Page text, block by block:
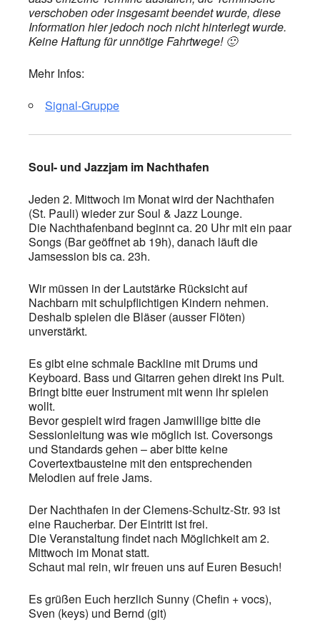
verschoben oder insgesamt beendet wurde, diese
Information hier jedoch noch nicht hinterlegt wurde.
Keine Haftung für unnötige Fahrtwege! 🙂
Mehr Infos:
Signal-Gruppe
Soul- und Jazzjam im Nachthafen
Jeden 2. Mittwoch im Monat wird der Nachthafen
(St. Pauli) wieder zur Soul & Jazz Lounge.
Die Nachthafenband beginnt ca. 20 Uhr mit ein paar
Songs (Bar geöffnet ab 19h), danach läuft die
Jamsession bis ca. 23h.
Wir müssen in der Lautstärke Rücksicht auf
Nachbarn mit schulpflichtigen Kindern nehmen.
Deshalb spielen die Bläser (ausser Flöten)
unverstärkt.
Es gibt eine schmale Backline mit Drums und
Keyboard. Bass und Gitarren gehen direkt ins Pult.
Bringt bitte euer Instrument mit wenn ihr spielen
wollt.
Bevor gespielt wird fragen Jamwillige bitte die
Sessionleitung was wie möglich ist. Coversongs
und Standards gehen – aber bitte keine
Covertextbausteine mit den entsprechenden
Melodien auf freie Jams.
Der Nachthafen in der Clemens-Schultz-Str. 93 ist
eine Raucherbar. Der Eintritt ist frei.
Die Veranstaltung findet nach Möglichkeit am 2.
Mittwoch im Monat statt.
Schaut mal rein, wir freuen uns auf Euren Besuch!
Es grüßen Euch herzlich Sunny (Chefin + vocs),
Sven (keys) und Bernd (git)